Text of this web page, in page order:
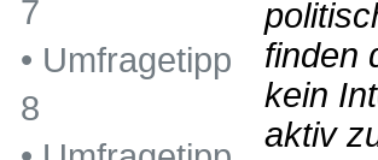
finden
kein
aktiv
7
• Umfragetipp
8